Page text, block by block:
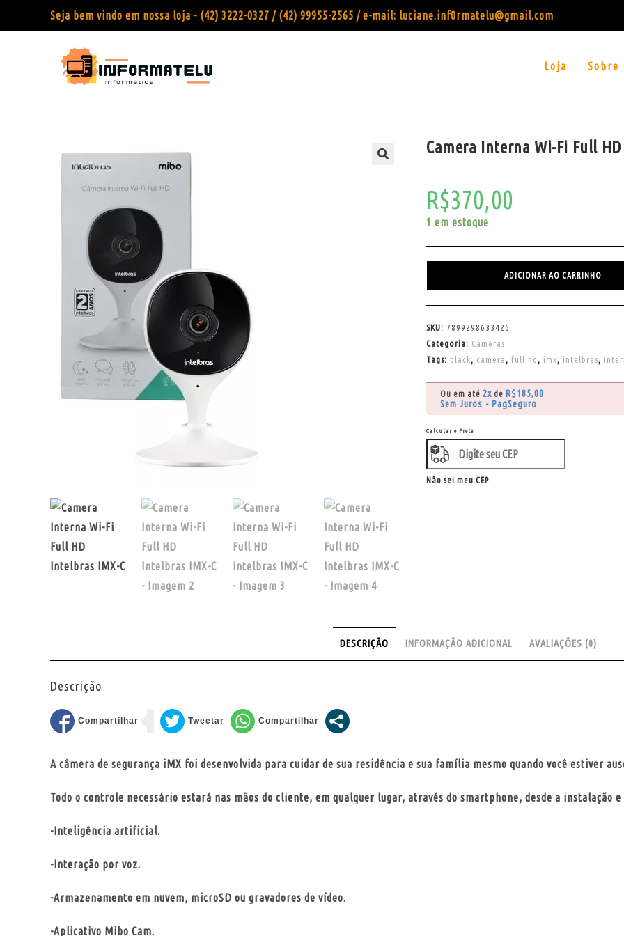
Seja bem vindo em nossa loja - (42) 3222-0327 / (42) 99955-2565 / e-mail: luciane.inf0rmatelu@gmail.com
Loja Sobre
Camera Interna Wi-Fi Full
R$370,00
1 em estoque
ADICIONAR AO CARRINHO
SKU: 7899298633426
Categoria: Câmeras
Tags: black, camera , full hd , imx, intelbras,
Ou em até 2x de R$185,00
Sem Juros - PagSeguro
Calcular o Frete
Não sei meu CEP
DESCRIÇÃO INFORMAÇÃO ADICIONAL AVALIAÇÕES (0)
Descrição
A câmera de segurança iMX foi desenvolvida para cuidar de sua residência e sua família mesmo quando você estiver
Todo o controle necessário estará nas mãos do cliente, em qualquer lugar, através do smartphone, desde a instalação
-Inteligência artificial.
-Interação por voz.
-Armazenamento em nuvem, microSD ou gravadores de vídeo.
-Aplicativo Mibo Cam.